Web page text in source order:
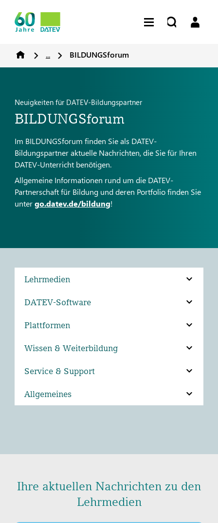
... BILDUNGSforum
Neuigkeiten für DATEV-Bildungspartner
BILDUNGSforum
Im BILDUNGSforum finden Sie als DATEV-
Bildungspartner aktuelle Nachrichten, die Sie für Ihren
DATEV-Unterricht benötigen.
Allgemeine Informationen rund um die DATEV-
Partnerschaft für Bildung und deren Portfolio finden Sie
untergo.datev.de/bildung!
Lehrmedien
DATEV-Software
Plattformen
Wissen & Weiterbildung
Service & Support
Allgemeines
Ihre aktuellen Nachrichten zu den
Lehrmedien